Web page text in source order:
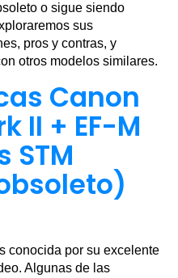
o sigue siendo
sus
pros y contras, y
otros modelos similares.
Canon
II + EF-M
STM
conocida por su excelente
Algunas de las